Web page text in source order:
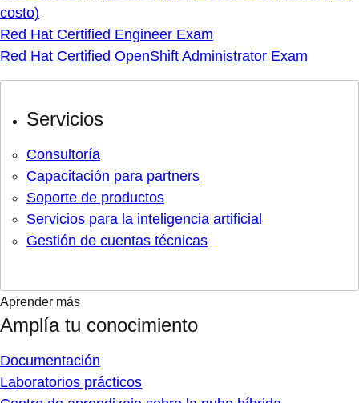
costo)
Red Hat Certified Engineer Exam
Red Hat Certified OpenShift Administrator Exam
Servicios
Consultoría
Capacitación para partners
Soporte de productos
Servicios para la inteligencia artificial
Gestión de cuentas técnicas
Aprender más
Amplía tu conocimiento
Documentación
Laboratorios prácticos